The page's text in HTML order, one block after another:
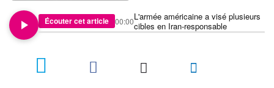
Écouter cet article
L'armée américaine a visé plusieurs
cibles en Iran-responsable
00:00